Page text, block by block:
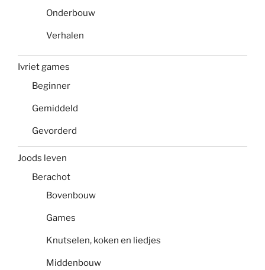
Onderbouw
Verhalen
Ivriet games
Beginner
Gemiddeld
Gevorderd
Joods leven
Berachot
Bovenbouw
Games
Knutselen, koken en liedjes
Middenbouw